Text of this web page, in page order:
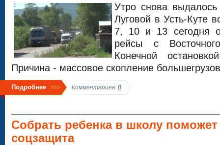
Утро снова
Луговой в Усть-Куте
7, 10 и 13 сегодня
рейсы с
Конечной
Причина - массовое скопление
Подробнее Комментариев: 0
Собрать ребенка в школу поможет
соцзащита